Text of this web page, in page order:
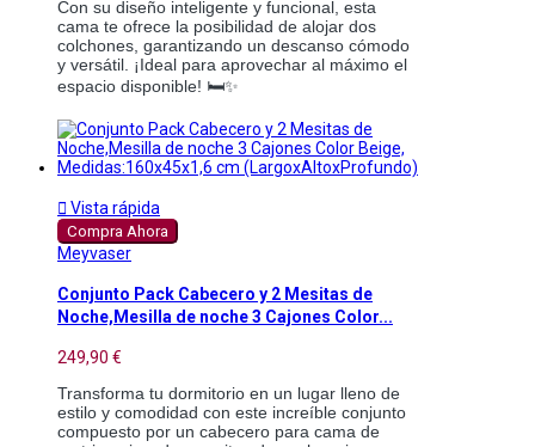
Con su diseño inteligente y funcional, esta
cama te ofrece la posibilidad de alojar dos
colchones, garantizando un descanso cómodo
y versátil. ¡Ideal para aprovechar al máximo el
espacio disponible! 🛏️✨
 Vista rápida
Compra Ahora
Meyvaser
Conjunto Pack Cabecero y 2 Mesitas de
Noche,Mesilla de noche 3 Cajones Color...
249,90 €
Transforma tu dormitorio en un lugar lleno de
estilo y comodidad con este increíble conjunto
compuesto por un cabecero para cama de